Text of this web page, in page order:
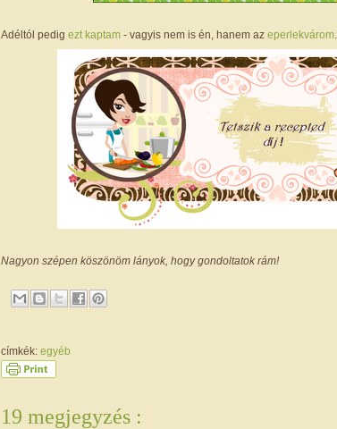
Adéltól pedig ezt kaptam - vagyis nem is én, hanem az eperlekvárom
Nagyon szépen köszönöm lányok, hogy gondoltatok rám!
címkék: egyéb
19 megjegyzés :